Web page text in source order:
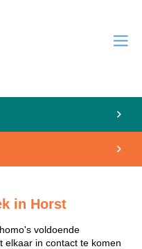
in Horst
voldoende
elkaar in contact te komen